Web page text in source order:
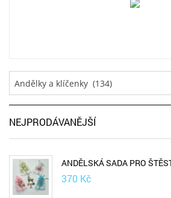
Andělky a klíčenky (134)
NEJPRODÁVANĚJŠÍ
ANDĚLSKÁ SADA PRO
370 Kč